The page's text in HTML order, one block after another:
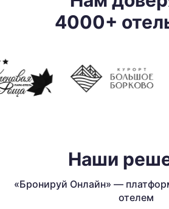
4000+
Наши
«Бронируй Онлайн» —
отелем